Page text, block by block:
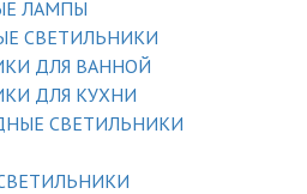
ЛАМПЫ
СВЕТИЛЬНИКИ
ДЛЯ ВАННОЙ
ДЛЯ КУХНИ
СВЕТИЛЬНИКИ